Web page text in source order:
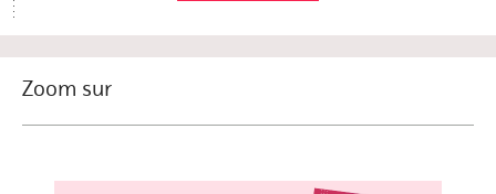
Zoom sur